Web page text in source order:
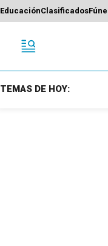
EducaciónClasificados
TEMAS DE HOY: